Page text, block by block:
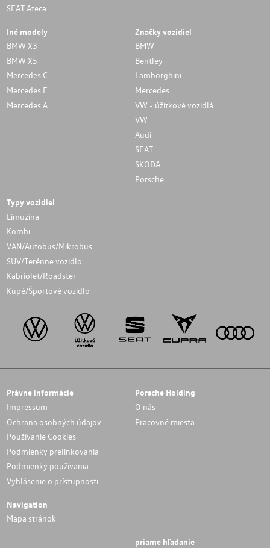
SEAT Ateca
Iné modely
BMW X3
BMW X5
Mercedes C
Mercedes E
Mercedes A
Značky vozidiel
BMW
Bentley
Lamborghini
Mercedes
VW - úžitkové vozidlá
VW
Audi
SEAT
SKODA
Porsche
Typy vozidiel
Limuzína
Kombi
VAN/Autobus/Mikrobus
SUV/Terénne vozidlo
Kabriolet/Roadster
Kupé/Športové vozidlo
Právne informácie
Impressum
Ochrana osobných údajov
Používanie Cookies
Podmienky prelinkovania
Podmienky používania
Vyhlásenie o prístupnosti
Porsche Holding
O nás
Pracovné miesta
Navigation
Mapa stránok
priame hľadanie